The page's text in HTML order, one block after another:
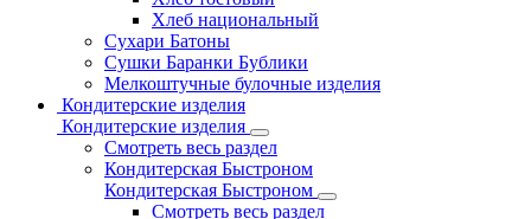
Хлеб национальный
Сухари Батоны
Сушки Баранки Бублики
Мелкоштучные булочные изделия
Кондитерские изделия
Кондитерские изделия
Смотреть весь раздел
Кондитерская Быстроном
Кондитерская Быстроном
Смотреть весь раздел